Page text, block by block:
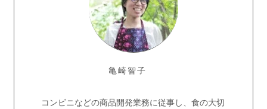
亀崎智子
コンビニなどの商品開発業務に従事し、食の大切